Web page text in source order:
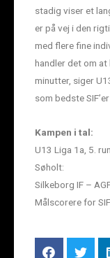
stadig viser et
er på vej i den
med flere fine
handler det om at
minutter, siger
som bedste
Kampen i tal:
U13 Liga 1a, 5.
Søholt:
Silkeborg IF –
Målscorere for